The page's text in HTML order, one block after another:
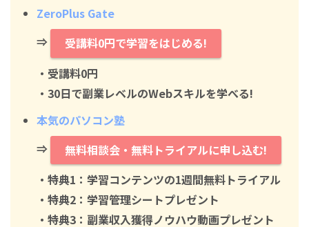
ZeroPlus Gate
⇒
受講料0円で学習をはじめる!
・ 受講料0円
・30日で副業レベルのWebスキルを学べる!
本気のパソコン塾
⇒
無料相談会・無料トライアルに申し込む!
・特典1：学習コンテンツの1週間無料トライアル
・特典2：学習管理シートプレゼント
・特典3：副業収入獲得ノウハウ動画プレゼント